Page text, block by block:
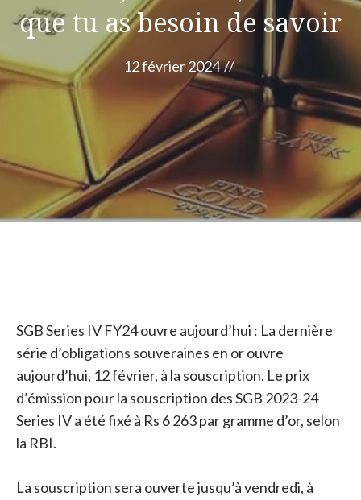
que tu as besoin de savoir
12 février 2024 //
SGB ​​Series IV FY24 ouvre aujourd’hui : La dernière
série d’obligations souveraines en or ouvre
aujourd’hui, 12 février, à la souscription. Le prix
d’émission pour la souscription des SGB 2023-24
Series IV a été fixé à Rs 6 263 par gramme d’or, selon
la RBI.
La souscription sera ouverte jusqu’à vendredi, à